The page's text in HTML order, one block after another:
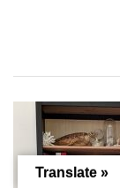
Translate »